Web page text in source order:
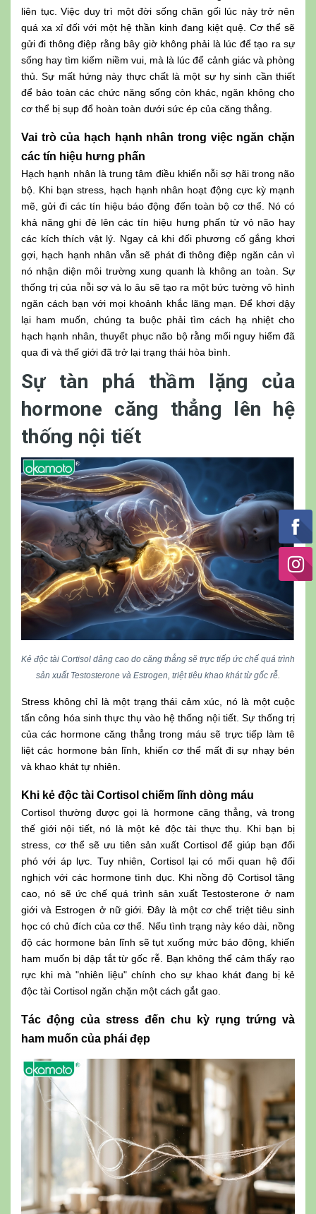
liên tục. Việc duy trì một đời sống chăn gối lúc này trở nên
quá xa xỉ đối với một hệ thần kinh đang kiệt quệ. Cơ thể sẽ
gửi đi thông điệp rằng bây giờ không phải là lúc để tạo ra sự
sống hay tìm kiếm niềm vui, mà là lúc để cảnh giác và phòng
thủ. Sự mất hứng này thực chất là một sự hy sinh cần thiết
để bảo toàn các chức năng sống còn khác, ngăn không cho
cơ thể bị sụp đổ hoàn toàn dưới sức ép của căng thẳng.
Vai trò của hạch hạnh nhân trong việc ngăn chặn
các tín hiệu hưng phấn
Hạch hạnh nhân là trung tâm điều khiển nỗi sợ hãi trong não
bộ. Khi bạn stress, hạch hạnh nhân hoạt động cực kỳ mạnh
mẽ, gửi đi các tín hiệu báo động đến toàn bộ cơ thể. Nó có
khả năng ghi đè lên các tín hiệu hưng phấn từ vỏ não hay
các kích thích vật lý. Ngay cả khi đối phương cố gắng khơi
gợi, hạch hạnh nhân vẫn sẽ phát đi thông điệp ngăn cản vì
nó nhận diện môi trường xung quanh là không an toàn. Sự
thống trị của nỗi sợ và lo âu sẽ tạo ra một bức tường vô hình
ngăn cách bạn với mọi khoảnh khắc lãng mạn. Để khơi dậy
lại ham muốn, chúng ta buộc phải tìm cách hạ nhiệt cho
hạch hạnh nhân, thuyết phục não bộ rằng mối nguy hiểm đã
qua đi và thế giới đã trở lại trạng thái hòa bình.
Sự tàn phá thầm lặng của
hormone căng thẳng lên hệ
thống nội tiết
Kẻ độc tài Cortisol dâng cao do căng thẳng sẽ trực tiếp ức chế quá trình
sản xuất Testosterone và Estrogen, triệt tiêu khao khát từ gốc rễ.
Stress không chỉ là một trạng thái cảm xúc, nó là một cuộc
tấn công hóa sinh thực thụ vào hệ thống nội tiết. Sự thống trị
của các hormone căng thẳng trong máu sẽ trực tiếp làm tê
liệt các hormone bản lĩnh, khiến cơ thể mất đi sự nhạy bén
và khao khát tự nhiên.
Khi kẻ độc tài Cortisol chiếm lĩnh dòng máu
Cortisol thường được gọi là hormone căng thẳng, và trong
thế giới nội tiết, nó là một kẻ độc tài thực thụ. Khi bạn bị
stress, cơ thể sẽ ưu tiên sản xuất Cortisol để giúp bạn đối
phó với áp lực. Tuy nhiên, Cortisol lại có mối quan hệ đối
nghịch với các hormone tình dục. Khi nồng độ Cortisol tăng
cao, nó sẽ ức chế quá trình sản xuất Testosterone ở nam
giới và Estrogen ở nữ giới. Đây là một cơ chế triệt tiêu sinh
học có chủ đích của cơ thể. Nếu tình trạng này kéo dài, nồng
độ các hormone bản lĩnh sẽ tụt xuống mức báo động, khiến
ham muốn bị dập tắt từ gốc rễ. Bạn không thể cảm thấy rạo
rực khi mà "nhiên liệu" chính cho sự khao khát đang bị kẻ
độc tài Cortisol ngăn chặn một cách gắt gao.
Tác động của stress đến chu kỳ rụng trứng và
ham muốn của phái đẹp